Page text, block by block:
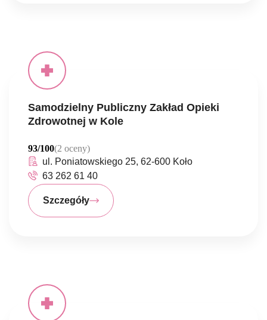
Samodzielny Publiczny Zakład Opieki
Zdrowotnej w Kole
93/100(2 oceny)
ul. Poniatowskiego 25, 62-600 Koło
63 262 61 40
Szczegóły